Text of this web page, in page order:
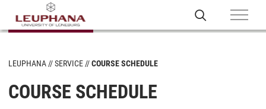
LEUPHANA SERVICE COURSE SCHEDULE
COURSE SCHEDULE